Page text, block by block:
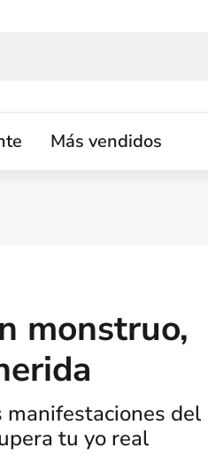
Más vendidos
monstruo,
manifestaciones del
tu yo real